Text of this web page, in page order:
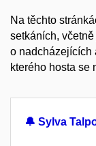
Na těchto
setkáních,
o nadcházejících
kterého hosta se
🔔 Sylva